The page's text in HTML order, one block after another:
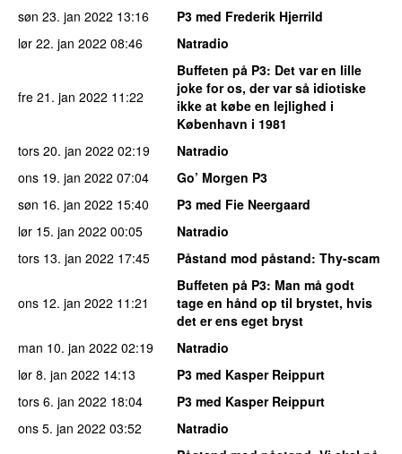
søn 23. jan 2022 13:16
P3 med Frederik Hjerrild
lør 22. jan 2022 08:46 Natradio
fre 21. jan 2022 11:22
Buffeten på P3: Det var en lille
joke for os, der var så idiotiske
ikke at købe en lejlighed i
København i 1981
tors 20. jan 2022 02:19
Natradio
ons 19. jan 2022 07:04
Go’ Morgen P3
søn 16. jan 2022 15:40
P3 med Fie Neergaard
lør 15. jan 2022 00:05
Natradio
tors 13. jan 2022 17:45 Påstand mod påstand: Thy-scam
ons 12. jan 2022 11:21
Buffeten på P3: Man må godt
tage en hånd op til brystet, hvis
det er ens eget bryst
man 10. jan 2022 02:19
Natradio
lør 8. jan 2022 14:13
P3 med Kasper Reippurt
tors 6. jan 2022 18:04
P3 med Kasper Reippurt
ons 5. jan 2022 03:52
Natradio